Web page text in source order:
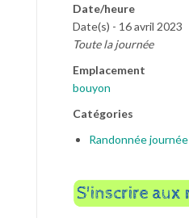
Date/heure
Date(s) - 16 avril 2023
Toute la journée
Emplacement
bouyon
Catégories
Randonnée journée